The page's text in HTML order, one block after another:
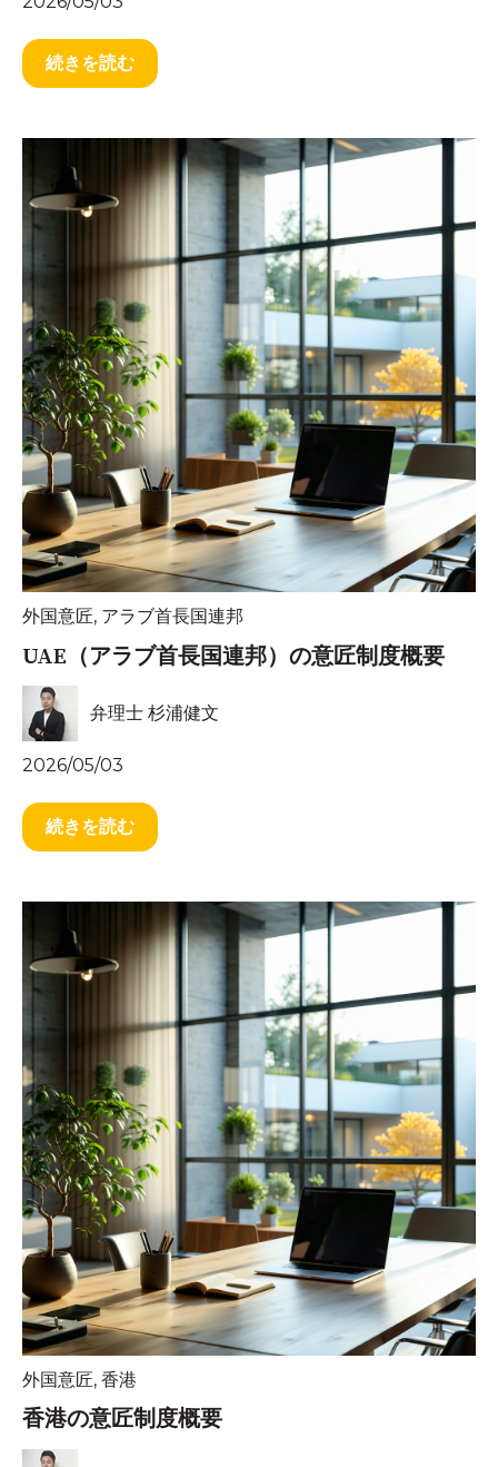
続きを読む
外国意匠, アラブ首長国連邦
UAE（アラブ首長国連邦）の意匠制度概要
弁理士 杉浦健文
2026/05/03
続きを読む
外国意匠, 香港
香港の意匠制度概要